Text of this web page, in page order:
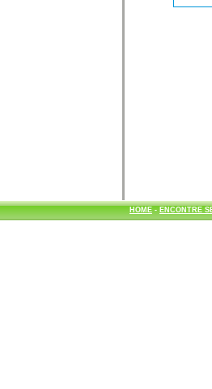
HOME- ENCONTRE